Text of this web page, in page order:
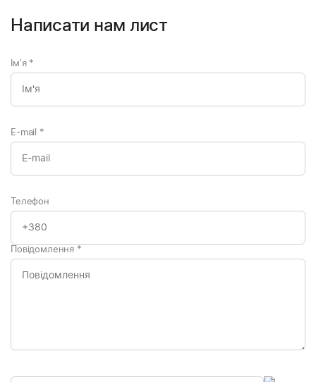
Написати нам лист
Ім'я *
E-mail *
Телефон
Повідомлення *